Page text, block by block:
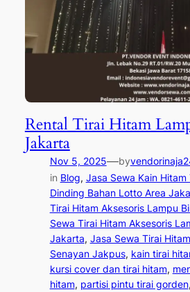
Rental Tirai Hitam
Jakarta
Nov 5, 2025—by
in Blog, Jasa Sewa Kain Hitam
Dinding Bahan Lotto Area
Tirai Hitam Aksesoris Lampu
Sewa Tirai Hitam Aksesoris
Jakarta, Jasa Sewa Tirai
Senayan Jakpus, kain tirai
kursi cover dan tirai hitam,
hitam, partisi pintu tirai gorden,